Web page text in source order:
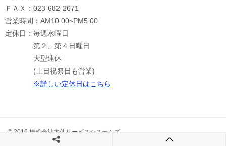
ＦＡＸ：023-682-2671
営業時間：AM10:00~PM5:00
定休日：毎週水曜日
第２、第４日曜日
大型連休
(土日祝祭日も営業)
※詳しい定休日はこちら
© 2016 株式会社大仙サービスシステムズ